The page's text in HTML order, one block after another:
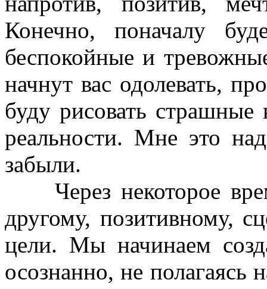
Конечно, поначалу
беспокойные и
начнут вас одолевать,
буду рисовать
реальности. Мне это
забыли.
Через некоторое
другому, позитивному,
цели. Мы начинаем
осознанно, не полагаясь